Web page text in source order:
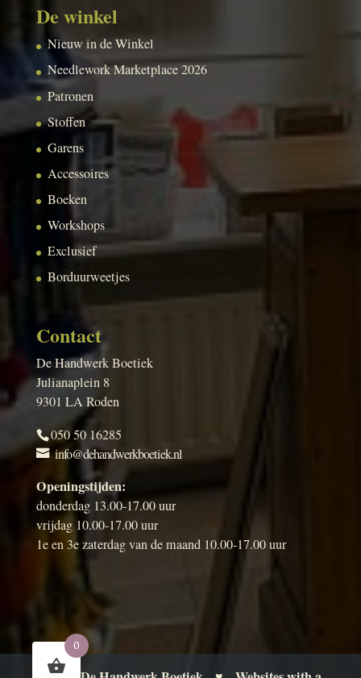
De winkel
Nieuw in de Winkel
Needlework Marketplace 2026
Patronen
Stoffen
Garens
Accessoires
Boeken
Workshops
Exclusief
Borduurweetjes
Contact
De Handwerk Boetiek
Julianaplein 8
9301 LA Roden
050 50 16285
info@dehandwerkboetiek.nl
Openingstijden:
donderdag 13.00-17.00 uur
vrijdag 10.00-17.00 uur
1e en 3e zaterdag van de maand 10.00-17.00 uur
0